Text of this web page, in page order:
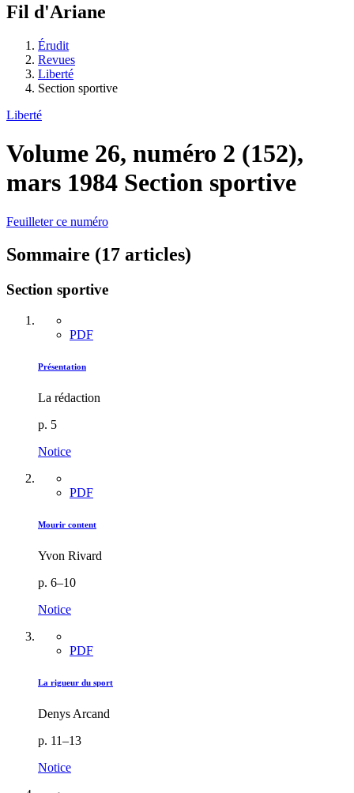
Fil d'Ariane
Érudit
Revues
Liberté
Section sportive
Liberté
Volume 26, numéro 2 (152),
mars 1984 Section sportive
Feuilleter ce numéro
Sommaire (17 articles)
Section sportive
PDF
Présentation
La rédaction
p. 5
Notice
PDF
Mourir content
Yvon Rivard
p. 6–10
Notice
PDF
La rigueur du sport
Denys Arcand
p. 11–13
Notice